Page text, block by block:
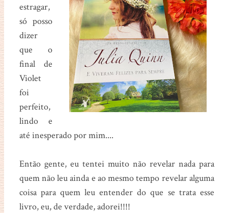
estragar,
só posso
dizer
que o
final de
Violet
foi
perfeito,
lindo e
até inesperado por mim....
Então gente, eu tentei muito não revelar nada para
quem não leu ainda e ao mesmo tempo revelar alguma
coisa para quem leu entender do que se trata esse
livro, eu, de verdade, adorei!!!!